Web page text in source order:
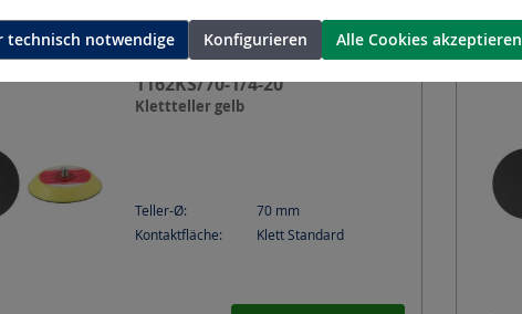
1162KS/70-1/4-20
Klettteller gelb
Teller-Ø: 70 mm
Kontaktfläche:
Klett Standard
technisch notwendige Konfigurieren Alle Cookies akzeptieren